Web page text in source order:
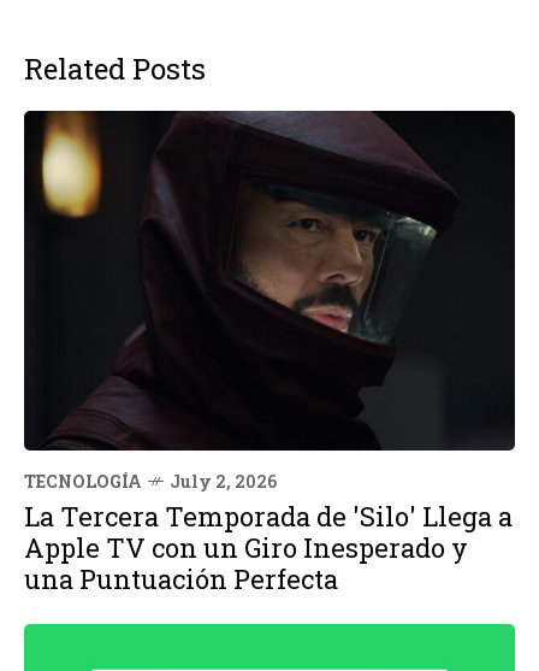
Related Posts
TECNOLOGÍA July 2, 2026
La Tercera Temporada de 'Silo' Llega a
Apple TV con un Giro Inesperado y
una Puntuación Perfecta